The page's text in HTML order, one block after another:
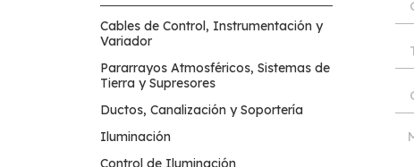
Cables de Control, Instrumentación y
Variador
Pararrayos Atmosféricos, Sistemas de
Tierra y Supresores
Ductos, Canalización y Soportería
Iluminación
Control de Iluminación